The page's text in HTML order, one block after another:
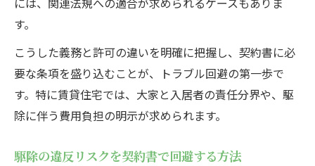
す。
こうした義務と許可の違いを明確に把握し、契約書に必
要な条項を盛り込むことが、トラブル回避の第一歩で
す。特に賃貸住宅では、大家と入居者の責任分界や、駆
除に伴う費用負担の明示が求められます。
駆除の違反リスクを契約書で回避する方法